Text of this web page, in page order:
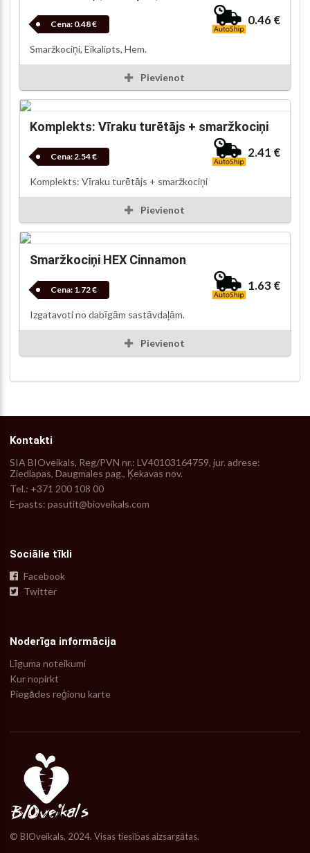
Cena: 0.48 € 0.46 €
Smaržkociņi, Eikalipts, Hem.
Pievienot
Komplekts: Vīraku turētājs + smaržkociņi
Cena:2.54 € 2.41 €
Komplekts: Vīraku turētājs + smaržkociņi
Pievienot
Smaržkociņi HEX Cinnamon
Cena: 1.72 € 1.63 €
Izgatavoti no dabīgām sastāvdaļām.
Pievienot
Kontakti
SIA BIOveikals, Reg/PVN nr.: LV40103164759, jur. adrese:
Ziedlapas, Daugmales pag., Ķekavas nov.
Tel.: +371 200 108 00
E-pasts: pasutit@bioveikals.com
Sociālie tīkli
Facebook
Twitter
Noderīga informācija
Līguma noteikumi
Kur nopirkt
Piegādes reģionu karte
© BIOveikals, 2024. Visas tiesības aizsargātas.